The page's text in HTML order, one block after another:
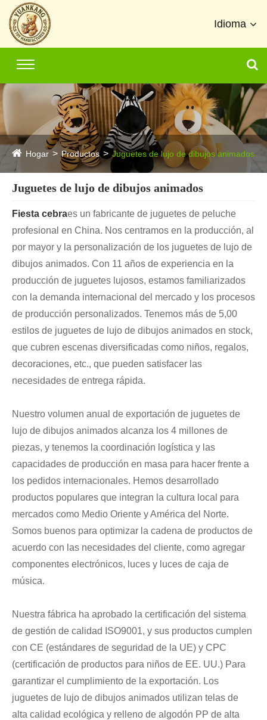
Idioma
Hogar Productos Juguetes de lujo de dibujos animados
Juguetes de lujo de dibujos animados
Fiesta cebraes un fabricante de juguetes de peluche
profesional en China. Nos centramos en la producción, al
por mayor y la personalización de los juguetes de lujo de
dibujos animados. Con 11 años de experiencia en la
producción de juguetes lujosos, estamos familiarizados
con la demanda internacional del mercado y los procesos
de producción personalizados. Tenemos más de 5,00
estilos de juguetes de lujo de dibujos animados en stock,
que cubren escenas diversificadas como niños, regalos,
decoraciones, etc., que pueden satisfacer las
necesidades de entrega rápida.
Nuestro volumen anual de exportación de juguetes de
lujo de dibujos animados alcanza los 4 millones de
piezas, y tenemos la coordinación logística y las
capacidades de producción en masa para hacer frente a
los pedidos internacionales. Hemos desarrollado
productos populares que integran la cultura local para
mercados como Medio Oriente y América del Norte.
Somos buenos para optimizar la cadena de productos de
acuerdo con las necesidades del cliente, como agregar
componentes electrónicos, luces y luces de caja de
música.
Nuestra fábrica ha aprobado la certificación del sistema
de gestión de calidad ISO9001, y sus productos cumplen
con CE (estándares de seguridad de la UE) y CPC
(certificación de productos para niños de EE. UU.) Para
garantizar el cumplimiento de la exportación. Los
juguetes de lujo de dibujos animados utilizan telas de
alta calidad ecológica y relleno de algodón PP de alta